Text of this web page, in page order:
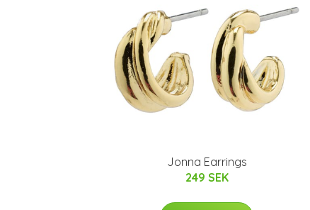
Jonna Earrings
249 SEK